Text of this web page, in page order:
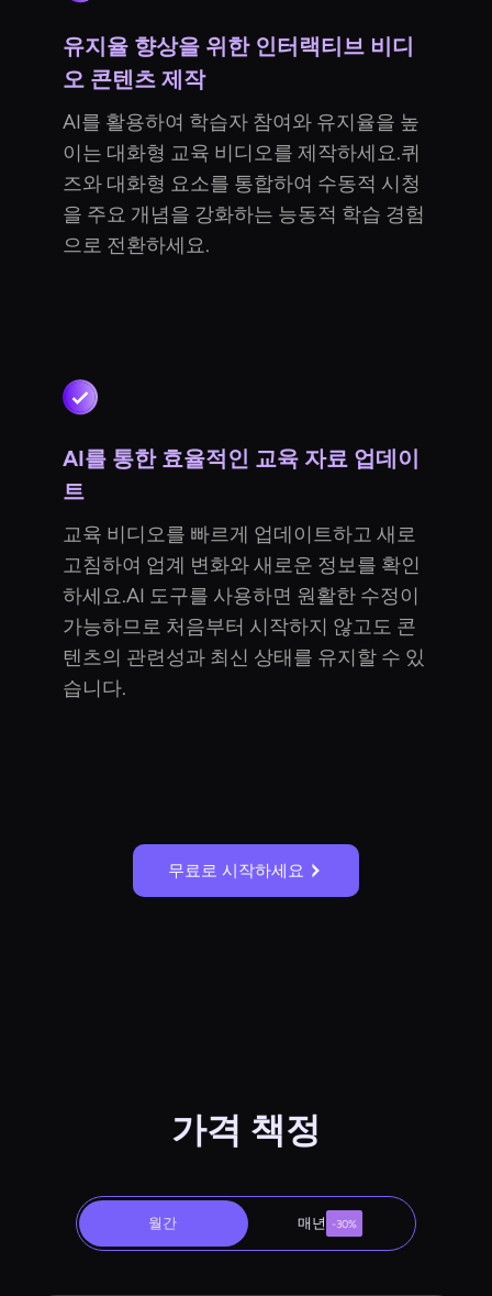
유지율 향상을 위한 인터랙티브 비디
오 콘텐츠 제작
AI를 활용하여 학습자 참여와 유지율을 높
이는 대화형 교육 비디오를 제작하세요.퀴
즈와 대화형 요소를 통합하여 수동적 시청
을 주요 개념을 강화하는 능동적 학습 경험
으로 전환하세요.
AI를 통한 효율적인 교육 자료 업데이
트
교육 비디오를 빠르게 업데이트하고 새로
고침하여 업계 변화와 새로운 정보를 확인
하세요.AI 도구를 사용하면 원활한 수정이
가능하므로 처음부터 시작하지 않고도 콘
텐츠의 관련성과 최신 상태를 유지할 수 있
습니다.
무료로 시작하세요
가격 책정
월간 매년 -30%